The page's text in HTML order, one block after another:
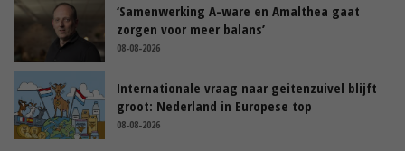
‘Samenwerking A-ware en Amalthea gaat
zorgen voor meer balans’
08-08-2026
Internationale vraag naar geitenzuivel blijft
groot: Nederland in Europese top
08-08-2026